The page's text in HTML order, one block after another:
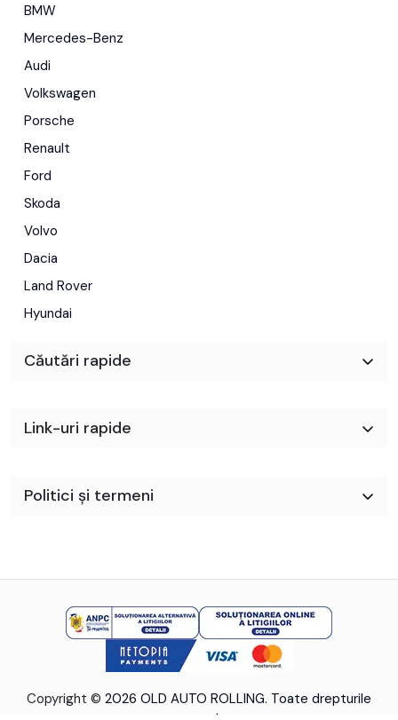
BMW
Mercedes-Benz
Audi
Volkswagen
Porsche
Renault
Ford
Skoda
Volvo
Dacia
Land Rover
Hyundai
Căutări rapide
Link-uri rapide
Politici și termeni
Copyright © 2026 OLD AUTO ROLLING. Toate drepturile